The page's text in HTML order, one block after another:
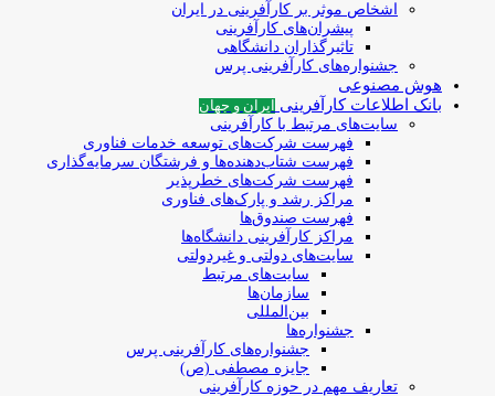
اشخاص موثر بر کارآفرینی در ایران
پیشران‌های کارآفرینی
تاثیرگذاران دانشگاهی
جشنواره‌های کارآفرینی‌ پرس
هوش مصنوعی
بانک اطلاعات کارآفرینی
ایران و جهان
سایت‌های مرتبط با کارآفرینی
فهرست شرکت‌های‌‌ توسعه‌ خدمات فناوری
فهرست شتاب‌دهنده‌ها‌ و فرشتگان‌ سرمایه‌گذاری
فهرست شرکت‌های خطرپذیر
مراکز رشد و پارک‌های فناوری
فهرست صندوق‌ها
مراکز کارآفرینی دانشگاه‌ها
سایت‌های دولتی و غیردولتی
سایت‌های مرتبط
سازمان‌ها
بین‌المللی
جشنواره‌ها
جشنواره‌های کارآفرینی‌ پرس
جایزه مصطفی (ص)
تعاریف مهم در حوزه کارآفرینی